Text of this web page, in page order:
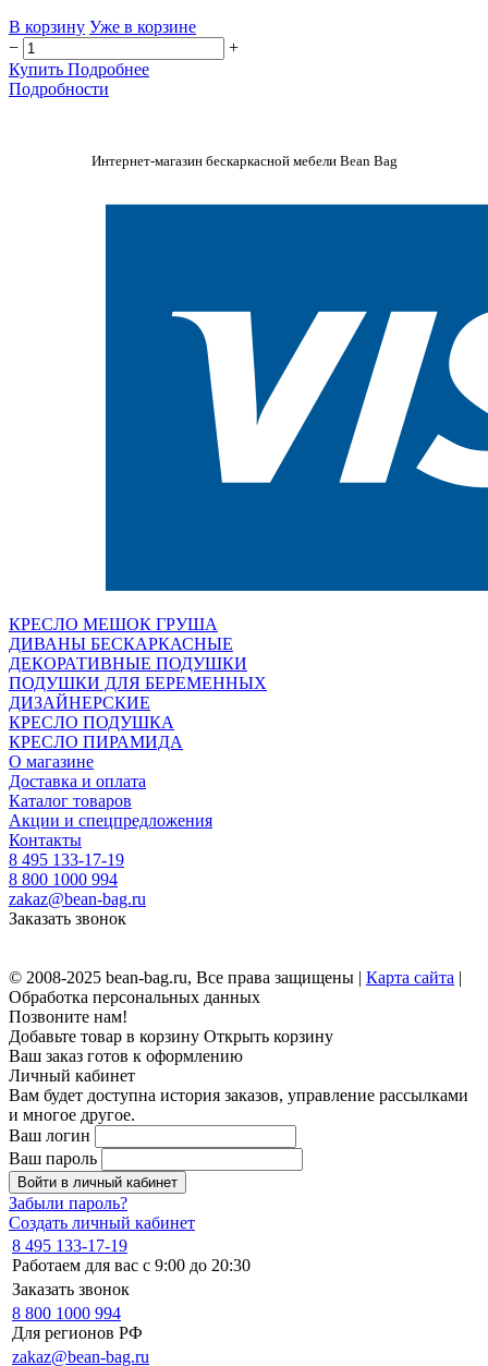
В корзину Уже в корзине
−
+
Купить Подробнее
Подробности
Интернет-магазин бескаркасной мебели Bean Bag
КРЕСЛО МЕШОК ГРУША
ДИВАНЫ БЕСКАРКАСНЫЕ
ДЕКОРАТИВНЫЕ ПОДУШКИ
ПОДУШКИ ДЛЯ БЕРЕМЕННЫХ
ДИЗАЙНЕРСКИЕ
КРЕСЛО ПОДУШКА
КРЕСЛО ПИРАМИДА
О магазине
Доставка и оплата
Каталог товаров
Акции и спецпредложения
Контакты
8 495 133-17-19
8 800 1000 994
zakaz@bean-bag.ru
Заказать звонок
© 2008-2025 bean-bag.ru, Все права защищены | Карта сайта |
Обработка персональных данных
Позвоните нам!
Добавьте товар в корзину Открыть корзину
Ваш заказ готов к оформлению
Личный кабинет
Вам будет доступна история заказов, управление рассылками
и многое другое.
Ваш логин
Ваш пароль
Войти в личный кабинет
Забыли пароль?
Создать личный кабинет
8 495 133-17-19
Работаем для вас с 9:00 до 20:30
Заказать звонок
8 800 1000 994
Для регионов РФ
zakaz@bean-bag.ru